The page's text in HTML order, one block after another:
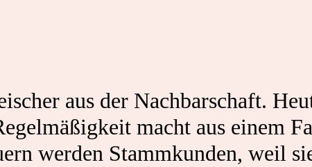
aus der Nachbarschaft.
macht aus einem
werden Stammkunden, weil